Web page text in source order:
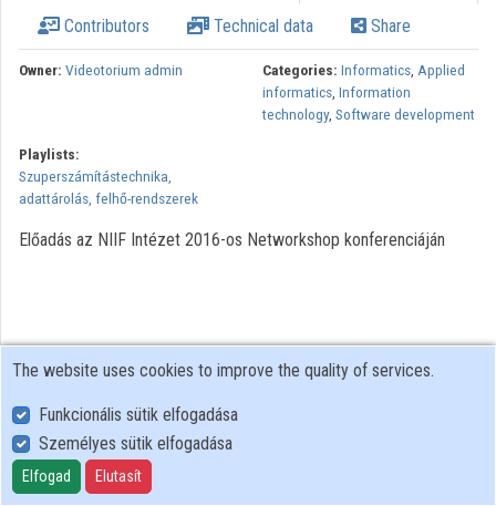
Organizations
Contributors Technical data Share
Owner: Videotorium admin Categories: Informatics, Applied
informatics, Information
technology, Software development
Playlists:
Szuperszámítástechnika,
adattárolás, felhő-rendszerek
Előadás az NIIF Intézet 2016-os Networkshop konferenciáján
User Policy
Adatkezelési tájékoztató (en)
Cookie Policy
The website uses cookies to improve the quality of services.
Funkcionális sütik elfogadása
Személyes sütik elfogadása
Elfogad Elutasít